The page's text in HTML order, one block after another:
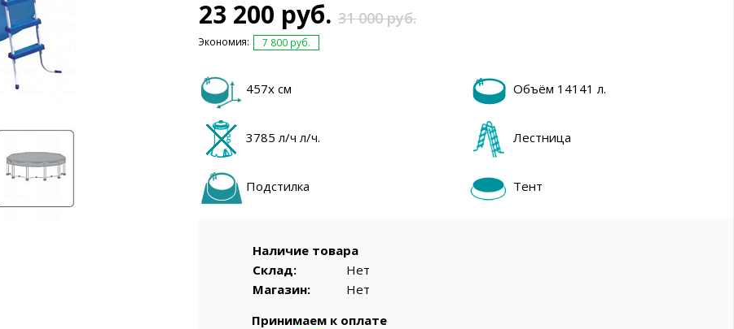
23 200 руб. 31 000 руб.
Экономия: 7 800 руб.
457х см Объём 14141 л.
3785 л/ч л/ч. Лестница
Подстилка Тент
Наличие товара
Склад:
Нет
Магазин:
Нет
Принимаем к оплате